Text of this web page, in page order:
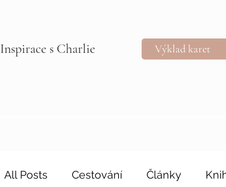
Inspirace s Charlie Výklad karet
All Posts Cestování Články